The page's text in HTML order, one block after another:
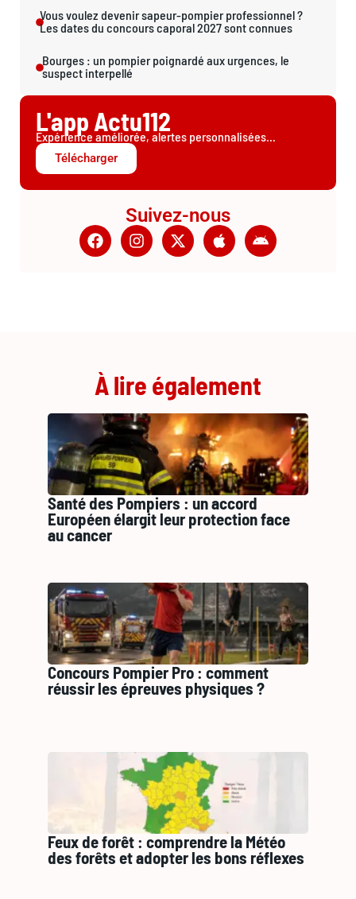
Vous voulez devenir sapeur-pompier professionnel ?
Les dates du concours caporal 2027 sont connues
Bourges : un pompier poignardé aux urgences, le
suspect interpellé
L'app Actu112
Expérience améliorée, alertes personnalisées...
Télécharger
Suivez-nous
À lire également
Santé des Pompiers : un accord
Européen élargit leur protection face
au cancer
Concours Pompier Pro : comment
réussir les épreuves physiques ?
Feux de forêt : comprendre la Météo
des forêts et adopter les bons réflexes